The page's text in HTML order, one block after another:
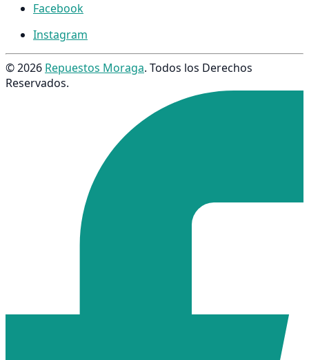
Facebook
Instagram
© 2026 Repuestos Moraga. Todos los Derechos
Reservados.